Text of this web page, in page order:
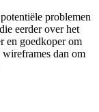
problemen
eerder over het
en goedkoper om
dan om